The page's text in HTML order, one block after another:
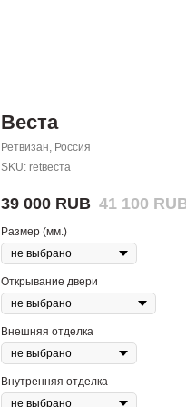
Веста
Ретвизан, Россия
SKU: retвеста
39 000 RUB 41 100
Размер (мм.)
Открывание двери
Внешняя отделка
Внутренняя отделка